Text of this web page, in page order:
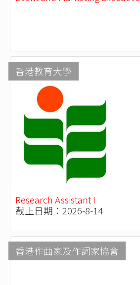
香港教育大學
Research Assistant I
截止日期：2026-8-14
香港作曲家及作詞家協會